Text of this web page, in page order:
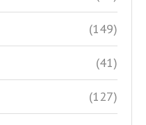
(149)
(41)
(127)